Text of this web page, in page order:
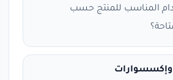
المناسب للمنتج حسب